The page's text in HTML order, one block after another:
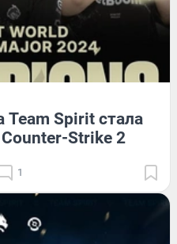
Team Spirit стала
Strike 2
1